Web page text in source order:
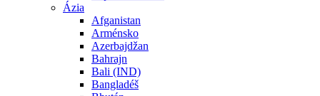
Ázia
Afganistan
Arménsko
Azerbajdžan
Bahrajn
Bali (IND)
Bangladéš